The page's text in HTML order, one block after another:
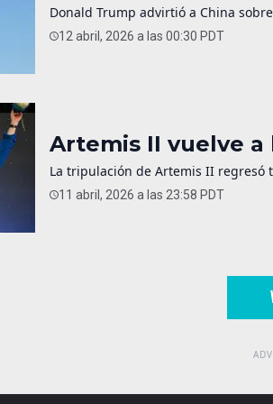
Donald Trump advirtió a China
12 abril, 2026 a las 00:30 PDT
Artemis II vuelve
La tripulación de Artemis II regresó
11 abril, 2026 a las 23:58 PDT